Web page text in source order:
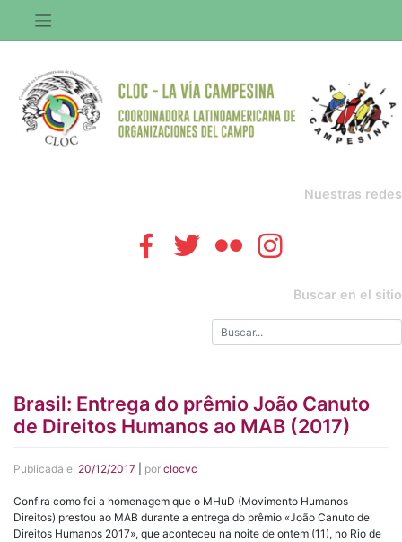
contenido
Nuestras redes
Buscar en el sitio
Brasil: Entrega do prêmio João Canuto
de Direitos Humanos ao MAB (2017)
Publicada el 20/12/2017 por clocvc
Confira como foi a homenagem que o MHuD (Movimento Humanos
Direitos) prestou ao MAB durante a entrega do prêmio «João Canuto de
Direitos Humanos 2017», que aconteceu na noite de ontem (11), no Rio de